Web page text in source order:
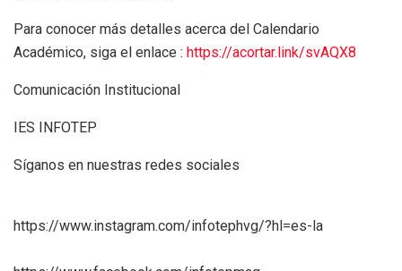
Para conocer más detalles acerca del Calendario
Académico, siga el enlace : https://acortar.link/svAQX8
Comunicación Institucional
IES INFOTEP
Síganos en nuestras redes sociales
https://www.instagram.com/infotephvg/?hl=es-la